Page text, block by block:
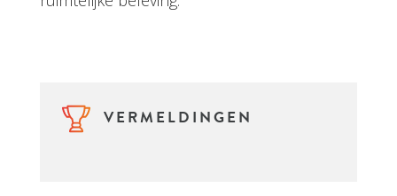
natuurlijk en zijn de zichtlijnen erg lang. Een